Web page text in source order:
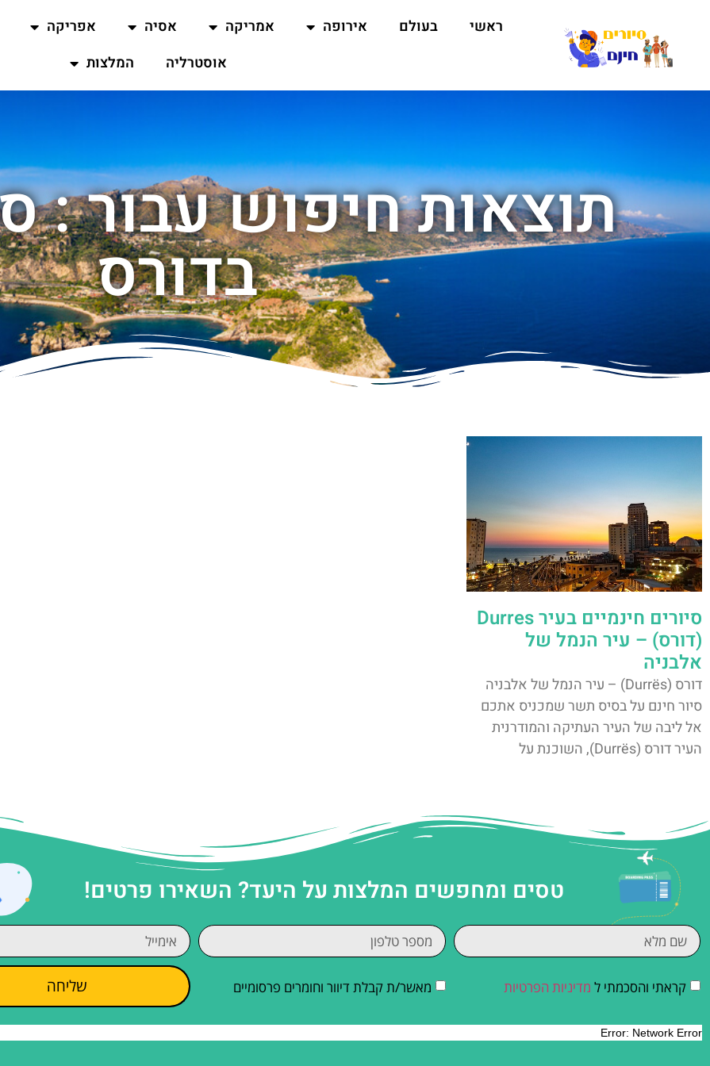
ראשי בעולם אירופה אמריקה אסיה אפריקה
אוסטרליה
המלצות
תוצאות חיפוש עבור :
בדורס
סיורים חינמיים בעיר Durres
(דורס) – עיר הנמל של
אלבניה
דורס (Durrës) – עיר הנמל של אלבניה
סיור חינם על בסיס תשר שמכניס אתכם
אל ליבה של העיר העתיקה והמודרנית
העיר דורס (Durrës), השוכנת על
טסים ומחפשים המלצות על היעד? השאירו פרטים!
קראתי והסכמתי ל מדיניות הפרטיות מאשר/ת קבלת דיוור וחומרים פרסומיים שליחה